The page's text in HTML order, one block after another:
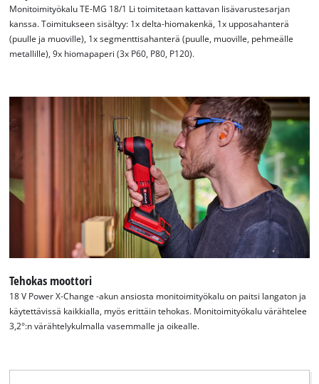
Tarvitsemme suostumuksesi palvelun
Google Maps lataamiseen!
This content is not permitted to load due
to trackers that are not disclosed to the
visitor. The website owner needs to setup
the site with their CMP to add this content
Powered byUsercentrics Consent
Management Platform
Monitoimityökalu TE-MG 18/1 Li toimitetaan kattavan lisävarustesarjan
kanssa. Toimitukseen sisältyy: 1x delta-hiomakenkä, 1x upposahanterä
(puulle ja muoville), 1x segmenttisahanterä (puulle, muoville, pehmeälle
metallille), 9x hiomapaperi (3x P60, P80, P120).
Tehokas moottori
18 V Power X-Change -akun ansiosta monitoimityökalu on paitsi langaton ja
käytettävissä kaikkialla, myös erittäin tehokas. Monitoimityökalu värähtelee
3,2°:n värähtelykulmalla vasemmalle ja oikealle.